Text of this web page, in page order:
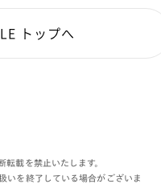
トップへ
載を禁止いたします。
いを終了している場合がございま